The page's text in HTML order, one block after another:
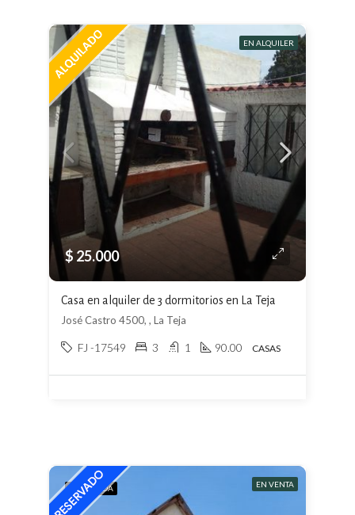
EN ALQUILER
$ 25.000
Casa en alquiler de 3 dormitorios en La Teja
José Castro 4500, , La Teja
FJ -17549 3 1 90.00 CASAS
DESTACADA EN VENTA